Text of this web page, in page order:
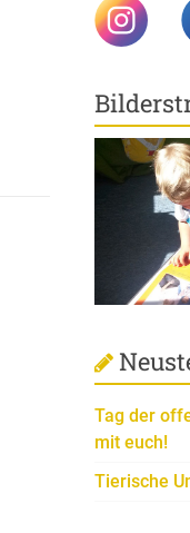
Tag der
mit euch!
Tierische